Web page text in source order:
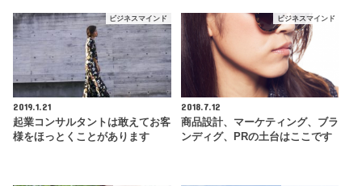
ビジネスマインド
2019.1.21
起業コンサルタントは敢えてお客
様をほっとくことがあります
ビジネスマインド
2018.7.12
商品設計、マーケティング、ブラ
ンディグ、PRの土台はここです